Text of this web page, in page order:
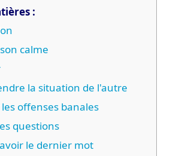
:
calme
la situation de l'autre
offenses banales
questions
le dernier mot